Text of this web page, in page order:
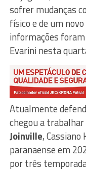
sofrer mudanças
físico e de um
informações
Evarini nesta
Atualmente
chegou a
Joinville,
paranaense em
por três